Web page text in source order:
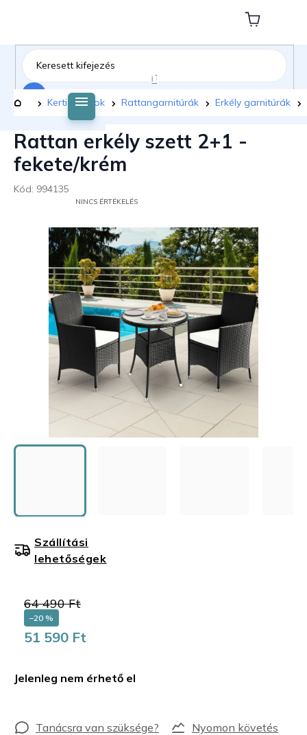
tartalomhoz
Kosár
Kezdőlap
Kerti bútorok Rattangarnitúrák Erkély garnitúrák
Rattan erkély szett 2+1 -
fekete/krém
Kód: 994135
ÉRTÉKELÉSE
CSILLAG.
NINCS ÉRTÉKELÉS
64 490 Ft
–20 %
51 590 Ft
Jelenleg nem érhető el
Szállítási
lehetőségek
Nyomon követés